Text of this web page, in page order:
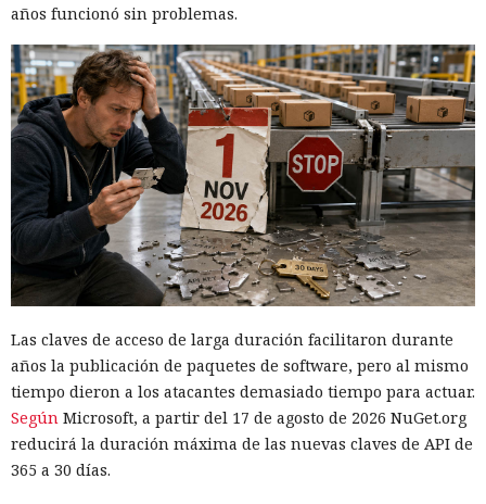
años funcionó sin problemas.
Las claves de acceso de larga duración facilitaron durante
años la publicación de paquetes de software, pero al mismo
tiempo dieron a los atacantes demasiado tiempo para actuar.
Según Microsoft, a partir del 17 de agosto de 2026 NuGet.org
reducirá la duración máxima de las nuevas claves de API de
365 a 30 días.